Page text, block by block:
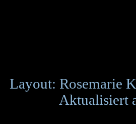
Layout: Rosemarie
Aktualisiert